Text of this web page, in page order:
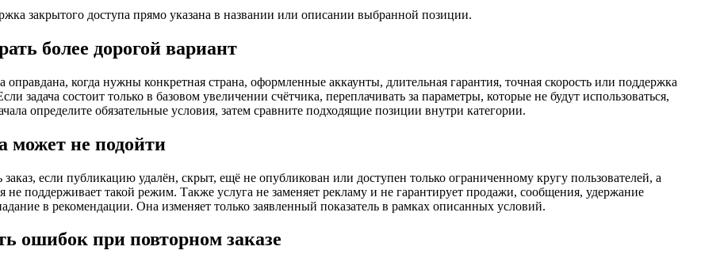
закрытого доступа прямо указана в названии или описании выбранной позиции.
более дорогой вариант
оправдана, когда нужны конкретная страна, оформленные аккаунты, длительная гарантия, точная скорость или поддержка
задача состоит только в базовом увеличении счётчика, переплачивать за параметры, которые не будут использоваться,
определите обязательные условия, затем сравните подходящие позиции внутри категории.
может не подойти
заказ, если публикацию удалён, скрыт, ещё не опубликован или доступен только ограниченному кругу пользователей, а
не поддерживает такой режим. Также услуга не заменяет рекламу и не гарантирует продажи, сообщения, удержание
в рекомендации. Она изменяет только заявленный показатель в рамках описанных условий.
ошибок при повторном заказе